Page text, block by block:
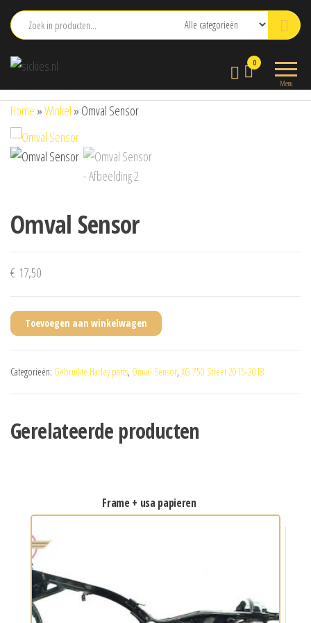
naar
inhoud
Menu
0
Home »Winkel » Omval Sensor
Omval Sensor
€ 17,50
Toevoegen aan winkelwagen
Categorieën: Gebruikte Harley parts, Omval Sensor, XG 750 Street 2015-2018
Gerelateerde producten
frame + usa papieren